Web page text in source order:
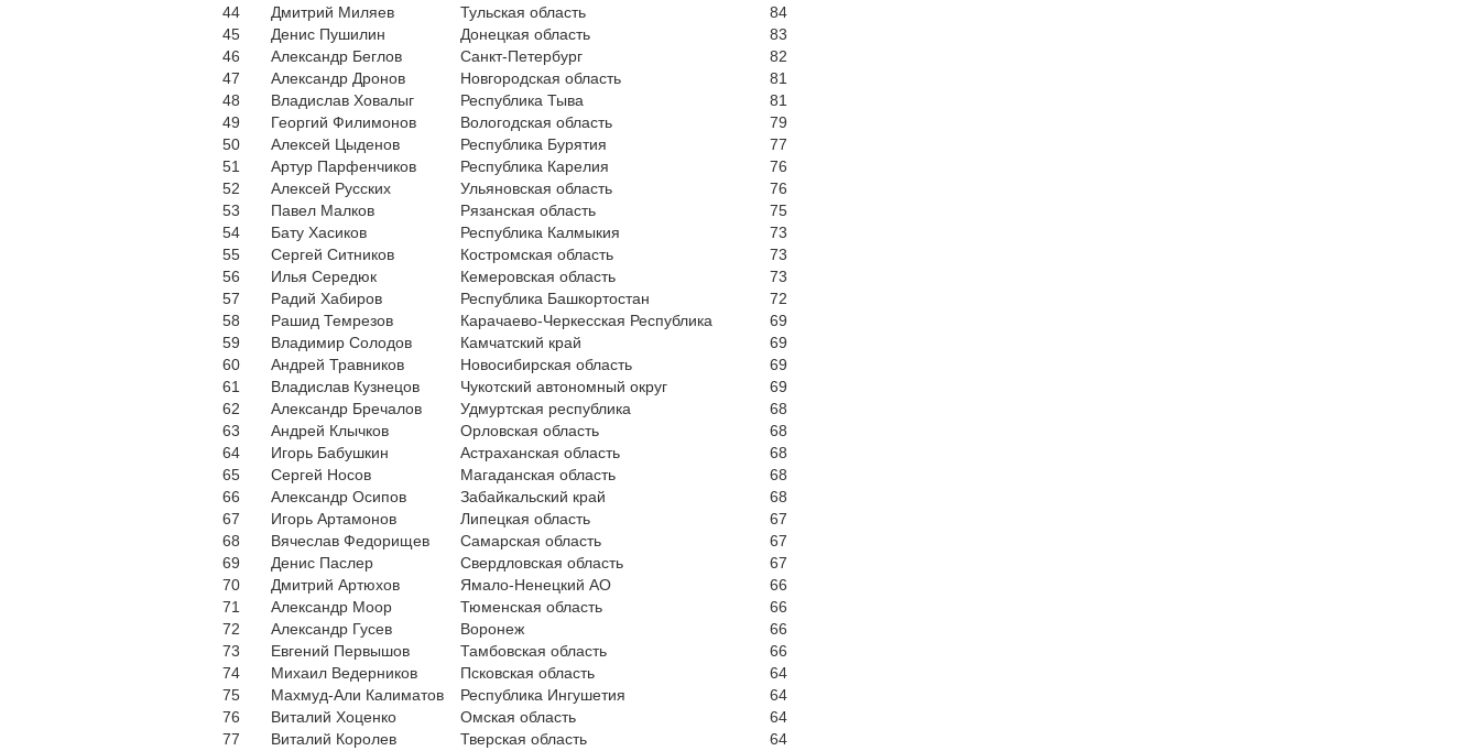
44
Дмитрий Миляев Тульская область
84
45
Денис Пушилин Донецкая область
83
46
Александр Беглов Санкт-Петербург
82
47
Александр Дронов Новгородская область
81
48
Владислав Ховалыг Республика Тыва
81
49
Георгий Филимонов Вологодская область
79
50
Алексей Цыденов Республика Бурятия
77
51
Артур Парфенчиков Республика Карелия
76
52
Алексей Русских Ульяновская область
76
53
Павел Малков Рязанская область
75
54
Бату Хасиков Республика Калмыкия
73
55
Сергей Ситников Костромская область
73
56
Илья Середюк Кемеровская область
73
57
Радий Хабиров Республика Башкортостан
72
58
Рашид Темрезов Карачаево-Черкесская Республика
69
59
Владимир Солодов Камчатский край
69
60
Андрей Травников Новосибирская область
69
61
Владислав Кузнецов Чукотский автономный округ
69
62
Александр Бречалов Удмуртская республика
68
63
Андрей Клычков Орловская область
68
64
Игорь Бабушкин Астраханская область
68
65
Сергей Носов Магаданская область
68
66
Александр Осипов Забайкальский край
68
67
Игорь Артамонов Липецкая область
67
68
Вячеслав Федорищев Самарская область
67
69
Денис Паслер Свердловская область
67
70
Дмитрий Артюхов Ямало-Ненецкий АО
66
71
Александр Моор Тюменская область
66
72
Александр Гусев Воронеж
66
73
Евгений Первышов Тамбовская область
66
74
Михаил Ведерников Псковская область
64
75
Махмуд-Али Калиматов Республика Ингушетия
64
76
Виталий Хоценко Омская область
64
77
Виталий Королев Тверская область
64